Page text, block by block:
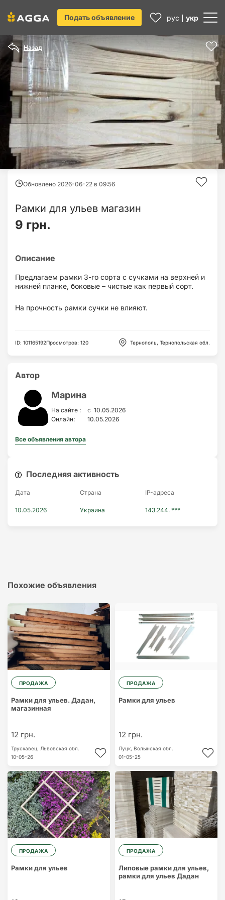
Подать объявление рус укр
Назад
Обновлено 2026-06-22 в 09:56
Рамки для ульев магазин
9 грн.
Предлагаем рамки 3-го сорта с сучками на верхней и
нижней планке, боковые – чистые как первый сорт.
На прочность рамки сучки не влияют.
ID: 101165192Просмотров: 120 Тернополь, Тернопольская обл.
Автор
Марина
На сайте : c 10.05.2026
Онлайн:
10.05.2026
Все объявления автора
Последняя активность
Дата Страна IP-адресa
10.05.2026 Украина 143.244. ***
Похожие объявления
ПРОДАЖА
Рамки для ульев. Дадан,
магазинная
12 грн.
Трускавец, Львовская обл.
10-05-26
ПРОДАЖА
Рамки для ульев
12 грн.
Луцк, Волынская обл.
01-05-25
ПРОДАЖА
Рамки для ульев
ПРОДАЖА
Липовые рамки для ульев,
рамки для ульев Дадан